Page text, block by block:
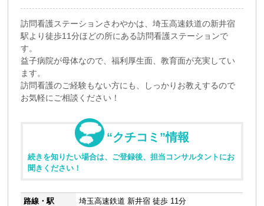
訪問看護ステーションさわやかは、埼玉高速鉄道の新井宿
駅より徒歩11分ほどの所にある訪問看護ステーションで
す。
益子病院が母体なので、福利厚生面、教育面が充実してい
ます。
訪問看護のご経験もない方にも、しっかりお教えするので
お気軽にご相談ください！
“クチコミ”情報
続きを知りたい場合は、ご登録後、担当コンサルタントにお
聞きください！
路線・駅 埼玉高速鉄道 新井宿 徒歩 11分